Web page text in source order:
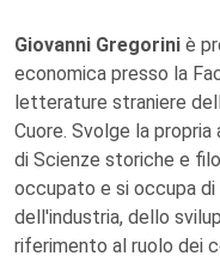
Giovanni Gregorini è
economica presso la
letterature straniere
Cuore. Svolge la
di Scienze storiche e
occupato e si occupa di
dell'industria, dello
riferimento al ruolo dei